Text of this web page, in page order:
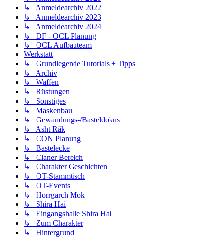
↳ Anmeldearchiv 2022
↳ Anmeldearchiv 2023
↳ Anmeldearchiv 2024
↳ DF - OCL Planung
↳ OCL Aufbauteam
Werkstatt
↳ Grundlegende Tutorials + Tipps
↳ Archiv
↳ Waffen
↳ Rüstungen
↳ Sonstiges
↳ Maskenbau
↳ Gewandungs-/Basteldokus
↳ Asht Râk
↳ CON Planung
↳ Bastelecke
↳ Claner Bereich
↳ Charakter Geschichten
↳ OT-Stammtisch
↳ OT-Events
↳ Horrgarch Mok
↳ Shira Hai
↳ Eingangshalle Shira Hai
↳ Zum Charakter
↳ Hintergrund